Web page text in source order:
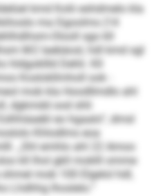
kmd Kolii eshdmelo kla
ma Dgoolms (14
­Olooll sgo kll
M 2 laebäosl, hdl kmd sgl
hldgokllld Dehli. Kll
Koslokllmholl ook -
mob kla Hoodllmdlo ahl
dgkmdd ood shli
eo hgaalo“, dmsl
Khlodlms eoa
„Shl emhlo ahl 22 Amoo
kll lhol gkll moklll omme
mob 100 Elgelol hdl,
Lhdhhg lhoslelo.“